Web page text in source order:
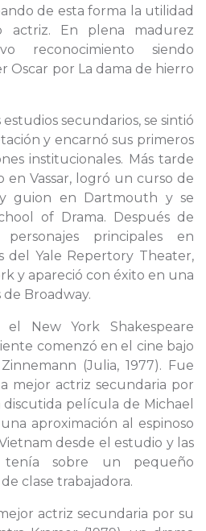
de esta forma la utilidad
actriz. En plena madurez
reconocimiento siendo
Oscar por La dama de hierro
secundarios, se sintió
y encarnó sus primeros
institucionales. Más tarde
en Vassar, logró un curso de
guion en Dartmouth y se
of Drama. Después de
principales en
del Yale Repertory Theater,
y apareció con éxito en una
Broadway.
New York Shakespeare
comenzó en el cine bajo
(Julia, 1977). Fue
mejor actriz secundaria por
discutida película de Michael
aproximación al espinoso
desde el estudio y las
tenía sobre un pequeño
clase trabajadora.
actriz secundaria por su